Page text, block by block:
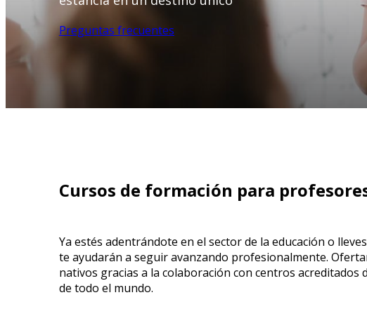
Preguntas frecuentes
Cursos de formación para
Ya estés adentrándote en el sector de la educación o
te ayudarán a seguir avanzando profesionalmente.
nativos gracias a la colaboración con centros
de todo el mundo.